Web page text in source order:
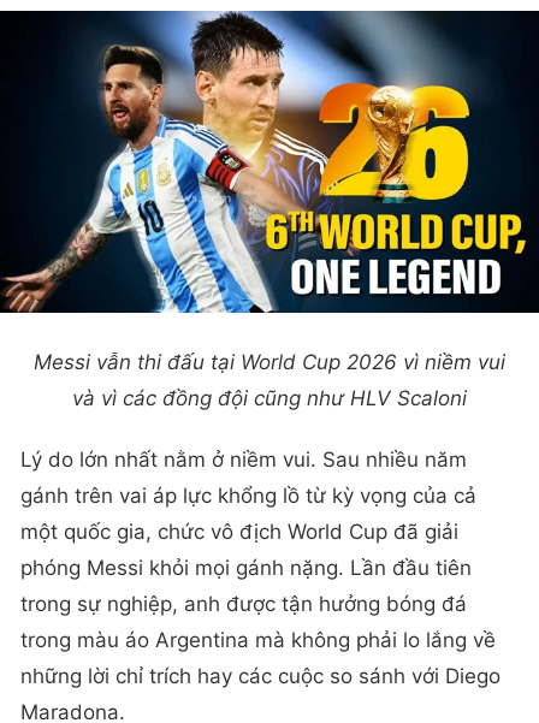
Messi vẫn thi đấu tại World Cup 2026 vì niềm vui
và vì các đồng đội cũng như HLV Scaloni
Lý do lớn nhất nằm ở niềm vui. Sau nhiều năm
gánh trên vai áp lực khổng lồ từ kỳ vọng của cả
một quốc gia, chức vô địch World Cup đã giải
phóng Messi khỏi mọi gánh nặng. Lần đầu tiên
trong sự nghiệp, anh được tận hưởng bóng đá
trong màu áo Argentina mà không phải lo lắng về
những lời chỉ trích hay các cuộc so sánh với Diego
Maradona.